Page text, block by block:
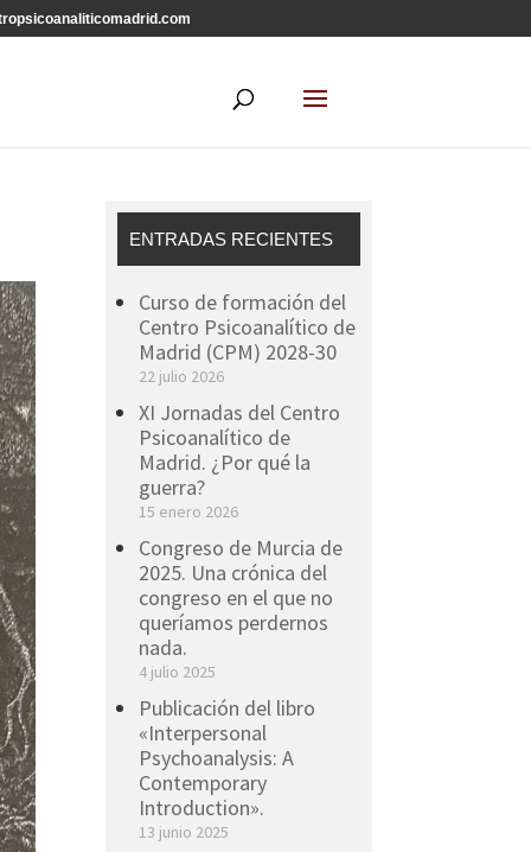
ENTRADAS RECIENTES
Curso de formación del
Centro Psicoanalítico de
Madrid (CPM) 2028-30
22 julio 2026
XI Jornadas del Centro
Psicoanalítico de
Madrid. ¿Por qué la
guerra?
15 enero 2026
Congreso de Murcia de
2025. Una crónica del
congreso en el que no
queríamos perdernos
nada.
4 julio 2025
Publicación del libro
«Interpersonal
Psychoanalysis: A
Contemporary
Introduction».
13 junio 2025